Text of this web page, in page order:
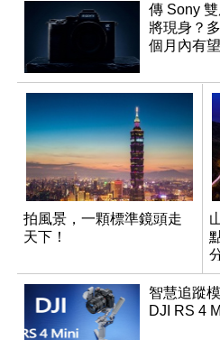
傳 Sony
將現身？
個月內有
拍風景，一顆標準鏡頭走
天下！
智慧追蹤
DJI RS 4